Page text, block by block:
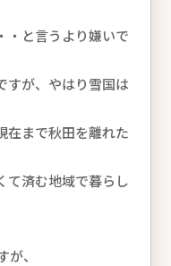
・と言うより嫌いで
すが、やはり雪国は
在まで秋田を離れた
て済む地域で暮らし
、